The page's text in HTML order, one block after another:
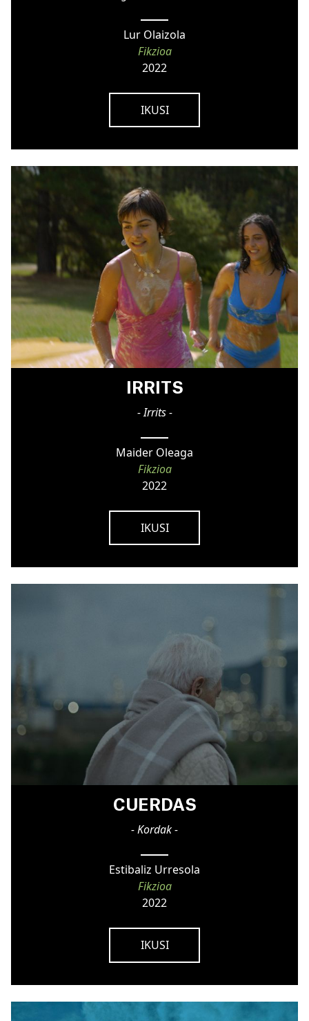
Lur Olaizola
Fikzioa
2022
IKUSI
IRRITS
- Irrits -
Maider Oleaga
Fikzioa
2022
IKUSI
CUERDAS
- Kordak -
Estibaliz Urresola
Fikzioa
2022
IKUSI